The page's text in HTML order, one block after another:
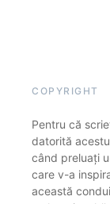
COPYRIGHT
Pentru că
datorită
când preluați
care v-a
această